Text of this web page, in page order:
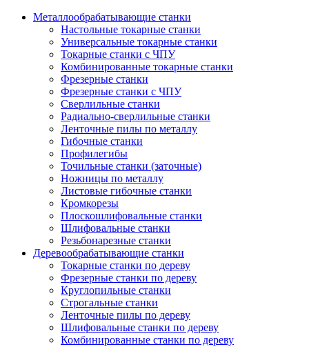
Металлообрабатывающие станки
Настольные токарные станки
Универсальные токарные станки
Токарные станки с ЧПУ
Комбинированные токарные станки
Фрезерные станки
Фрезерные станки с ЧПУ
Сверлильные станки
Радиально-сверлильные станки
Ленточные пилы по металлу
Гибочные станки
Профилегибы
Точильные станки (заточные)
Ножницы по металлу
Листовые гибочные станки
Кромкорезы
Плоскошлифовальные станки
Шлифовальные станки
Резьбонарезные станки
Деревообрабатывающие станки
Токарные станки по дереву
Фрезерные станки по дереву
Круглопильные станки
Строгальные станки
Ленточные пилы по дереву
Шлифовальные станки по дереву
Комбинированные станки по дереву